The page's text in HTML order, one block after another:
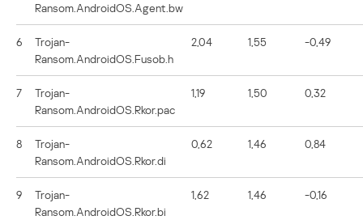
Ransom.AndroidOS.Agent.bw
6
Trojan-
Ransom.AndroidOS.Fusob.h
2,04 1,55 -0,49
7
Trojan-
Ransom.AndroidOS.Rkor.pac
1,19 1,50 0,32
8
Trojan-
Ransom.AndroidOS.Rkor.di
0,62 1,46 0,84
9
Trojan-
Ransom.AndroidOS.Rkor.bi
1,62 1,46 -0,16